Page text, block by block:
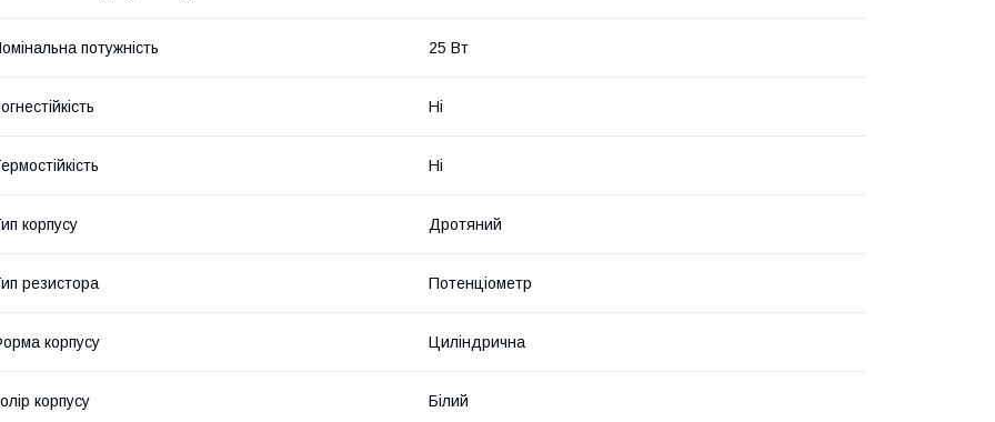
потужність 25 Вт
Ні
Ні
корпусу Дротяний
резистора Потенціометр
корпусу Циліндрична
корпусу Білий